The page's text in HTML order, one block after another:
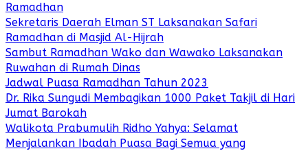
Ramadhan
Sekretaris Daerah Elman ST Laksanakan Safari
Ramadhan di Masjid Al-Hijrah
Sambut Ramadhan Wako dan Wawako Laksanakan
Ruwahan di Rumah Dinas
Jadwal Puasa Ramadhan Tahun 2023
Dr. Rika Sungudi Membagikan 1000 Paket Takjil di Hari
Jumat Barokah
Walikota Prabumulih Ridho Yahya: Selamat
Menjalankan Ibadah Puasa Bagi Semua yang